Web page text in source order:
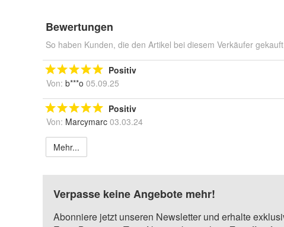
Bewertungen
So haben Kunden, die den Artikel bei diesem Verkäufer
Positiv
Von: b***o 05.09.25
Positiv
Von: Marcymarc 03.03.24
Mehr...
Verpasse keine Angebote mehr!
Abonniere jetzt unseren Newsletter und erhalte